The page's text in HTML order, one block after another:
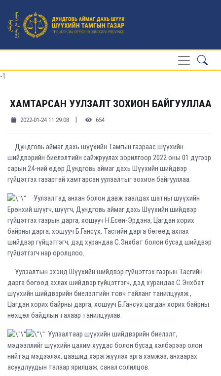
-1
ХАМТАРСАН УУЛЗАЛТ ЗОХИОН БАЙГУУЛЛАА
2022-01-24 11:29:08 | 654
Дундговь аймаг дахь шүүхийн Тамгын газраас шүүхийн
шийдвэрийн биелэлтийн сайжруулах зорилгоор 2022 оны 01 дүгээр
сарын 24-ний өдөр Дундговь аймаг дахь Шүүхийн шийдвэр
гүйцэтгэх газартай хамтарсан уулзалтыг зохион байгууллаа.
Уулзалтад анхан болон давж заалдах шатны шүүхийн
Ерөнхий шүүгч, шүүгч, Дундговь аймаг дахь Шүүхийн шийдвэр
гүйцэтгэх газрын дарга, хошууч Н.Есөн-Эрдэнэ, Цагдан хорих
байрны дарга, хошууч Б.Гансүх, Тасгийн дарга бөгөөд ахлах
шийдвэр гүйцэтгэгч, дэд хурандаа С.Энхбат болон бусад шийдвэр
гүйцэтгэгч нар оролцлоо.
Уулзалтын эхэнд Шүүхийн шийдвэр гүйцэтгэх газрын Тасгийн
дарга бөгөөд ахлах шийдвэр гүйцэтгэгч, дэд хурандаа С.Энхбат
шүүхийн шийдвэрийн биелэлтийн товч тайланг танилцуулж ,
Цагдан хорих байрны дарга, хошууч Б.Гансүх цагдан хорих байрны
нөхцөл байдлын талаар танилцуулав.
Уулзалтаар шүүхийн шийдвэрийн биелэлт,
мэдээллийг шүүхийн цахим хуудас болон бусад хэлбэрээр олон
нийтэд мэдээлэх, цаашид хэрэгжүүлэх арга хэмжээ, анхаарах
асуудлуудын талаар ярилцаж, санал солилцов.